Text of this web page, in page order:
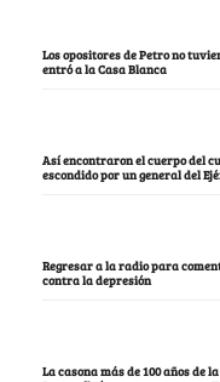
Los opositores de Petro no
entró a la Casa Blanca
Así encontraron el cuerpo del
escondido por un general del
Regresar a la radio para
contra la depresión
La casona más de 100 años de